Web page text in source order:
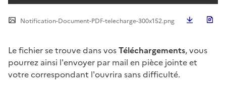
Notification-Document-PDF-telecharge-300x152.png
Le fichier se trouve dans vosTéléchargements, vous
pourrez ainsi l'envoyer par mail en pièce jointe et
votre correspondant l'ouvrira sans difficulté.